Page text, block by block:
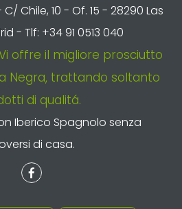
Chile, 10 - Of. 15 - 28290 Las
- Tlf: +34 91 0513 040
offre il migliore prosciutto
Negra, trattando soltanto
di qualitá.
Iberico Spagnolo senza
di casa.